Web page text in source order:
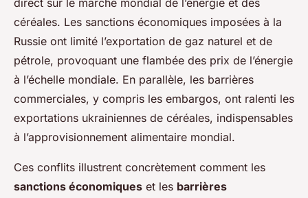
direct sur le marché mondial de l’énergie et des
céréales. Les sanctions économiques imposées à la
Russie ont limité l’exportation de gaz naturel et de
pétrole, provoquant une flambée des prix de l’énergie
à l’échelle mondiale. En parallèle, les barrières
commerciales, y compris les embargos, ont ralenti les
exportations ukrainiennes de céréales, indispensables
à l’approvisionnement alimentaire mondial.
Ces conflits illustrent concrètement comment les
sanctions économiques et les barrières